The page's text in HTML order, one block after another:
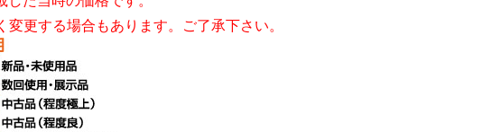
更する場合もあります。ご了承下さい。